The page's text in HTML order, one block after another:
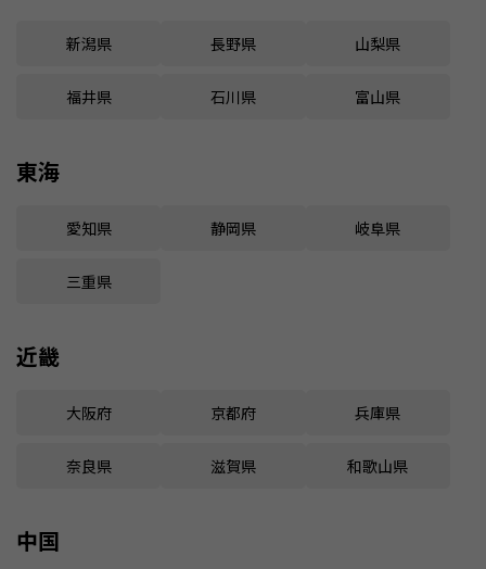
新潟県 長野県 山梨県
福井県 石川県 富山県
東海
愛知県 静岡県 岐阜県
三重県
近畿
大阪府 京都府 兵庫県
奈良県 滋賀県 和歌山県
中国